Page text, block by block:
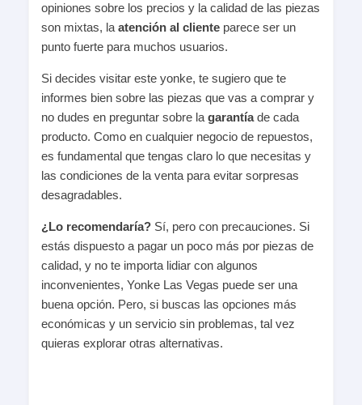
opiniones sobre los precios y la calidad de las piezas
son mixtas, la atención al cliente parece ser un
punto fuerte para muchos usuarios.
Si decides visitar este yonke, te sugiero que te
informes bien sobre las piezas que vas a comprar y
no dudes en preguntar sobre la garantíade cada
producto. Como en cualquier negocio de repuestos,
es fundamental que tengas claro lo que necesitas y
las condiciones de la venta para evitar sorpresas
desagradables.
¿Lo recomendaría? Sí, pero con precauciones. Si
estás dispuesto a pagar un poco más por piezas de
calidad, y no te importa lidiar con algunos
inconvenientes, Yonke Las Vegas puede ser una
buena opción. Pero, si buscas las opciones más
económicas y un servicio sin problemas, tal vez
quieras explorar otras alternativas.